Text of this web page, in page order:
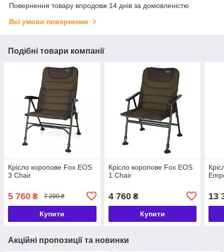
Повернення товару впродовж 14 днів за домовленістю
Всі умови повернення
Подібні товари компанії
Крісло коропове Fox EOS
3 Chair
5 760 ₴ 7 200 ₴
Купити
Крісло коропове Fox EOS
1 Chair
4 760₴
Купити
13
Акційні пропозиції та новинки